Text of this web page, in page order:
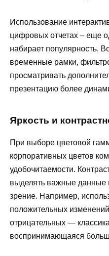
Использование
цифровых отчетах – еще
набирает популярность.
временные рамки,
просматривать
презентацию более
Яркость и
При выборе цветовой
корпоративных цветов
удобочитаемости.
выделять важные данные
зрение. Например,
положительных
отрицательных —
воспринимающаяся